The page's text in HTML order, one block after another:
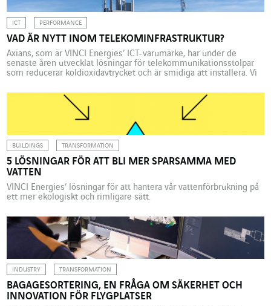
ICT PERFORMANCE
VAD ÄR NYTT INOM TELEKOMINFRASTRUKTUR?
Axians, som är VINCI Energies’ ICT-varumärke, har under de
senaste åren utvecklat lösningar för telekommunikationsstolpar
som reducerar koldioxidavtrycket och är smidiga att installera. Vi
2050 berör alla branscher, och telekominfrastrukturer är inget
undantag. Följande tre nya typer av innovativa stolpar har tagits
BUILDINGS TRANSFORMATION
5 LÖSNINGAR FÖR ATT BLI MER SPARSAMMA MED
VATTEN
VINCI Energies’ lösningar för att hantera vår vattenförbrukning på
ett mer ekologiskt och rimligare sätt.
INDUSTRY TRANSFORMATION
BAGAGESORTERING, EN FRÅGA OM SÄKERHET OCH
INNOVATION FÖR FLYGPLATSER